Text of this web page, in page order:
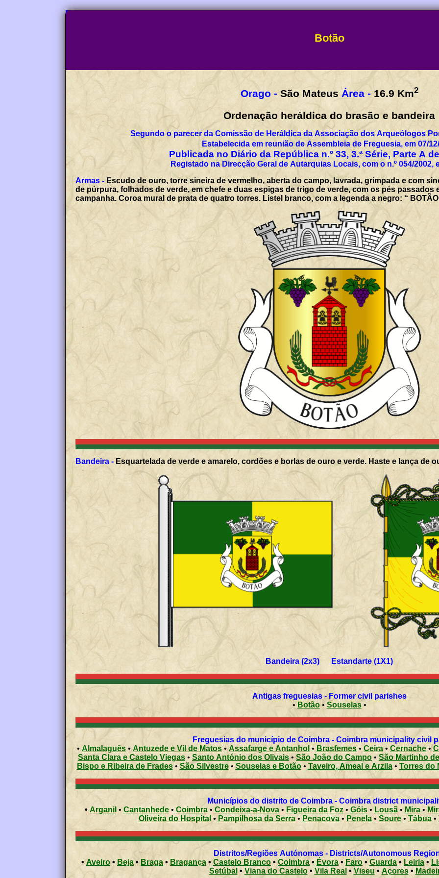
Botão
Orago - São MateusÁrea - 16.9 Km2
Ordenação heráldica do brasão e bandeira
Segundo o parecer da Comissão de Heráldica da Associação dos Arqueólogos
Estabelecida em reunião de Assembleia de Freguesia, em 07/
Publicada no Diário da República n.º 33, 3.ª Série, Parte A
Registado na Direcção Geral de Autarquias Locais, com o n.º 054/2002,
Armas - Escudo de ouro, torre sineira de vermelho, aberta do campo, lavrada, grimpada e com
de púrpura, folhados de verde, em chefe e duas espigas de trigo de verde, com os pés passados
campanha. Coroa mural de prata de quatro torres. Listel branco, com a legenda a negro: “ BOTÃO
Bandeira - Esquartelada de verde e amarelo, cordões e borlas de ouro e verde. Haste e lança de
Bandeira (2x3) Estandarte (1X1)
Antigas freguesias - Former civil parishes
•Botão• Souselas•
Freguesias do município de Coimbra - Coimbra municipality civil
• Almalaguês • Antuzede e Vil de Matos • Assafarge e Antanhol • Brasfemes • Ceira• Cernache •
Santa Clara e Castelo Viegas• Santo António dos Olivais• São João do Campo •
São
Bispo e Ribeira de Frades• São Silvestre• Souselas e Botão• Taveiro, Ameal e Arzila•
Municípios do distrito de Coimbra - Coimbra district
• Arganil • Cantanhede• Coimbra• Condeixa-a-Nova• Figueira da Foz•Góis• Lousã• Mira•
Oliveira do Hospital • Pampilhosa da Serra• Penacova• Penela• Soure• Tábua•
Distritos/Regiões Autónomas - Districts/Autonomous
• Aveiro • Beja • Braga • Bragança • Castelo Branco • Coimbra • Évora • Faro • Guarda• Leiria •
Setúbal•Viana do Castelo• Vila Real • Viseu • Açores •